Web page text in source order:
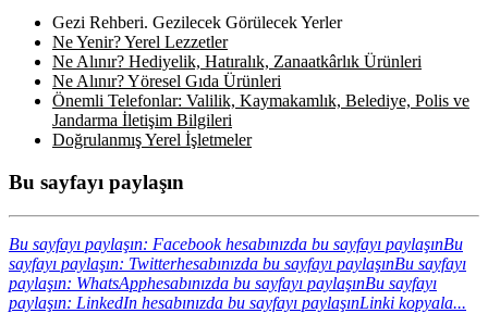
Gezi Rehberi. Gezilecek Görülecek Yerler
Ne Yenir? Yerel Lezzetler
Ne Alınır? Hediyelik, Hatıralık, Zanaatkârlık Ürünleri
Ne Alınır? Yöresel Gıda Ürünleri
Önemli Telefonlar: Valilik, Kaymakamlık, Belediye, Polis ve
Jandarma İletişim Bilgileri
Doğrulanmış Yerel İşletmeler
Bu sayfayı paylaşın
Bu sayfayı paylaşın: Facebook hesabınızda bu sayfayı paylaşınBu
sayfayı paylaşın: Twitterhesabınızda bu sayfayı paylaşınBu sayfayı
paylaşın: WhatsApphesabınızda bu sayfayı paylaşınBu sayfayı
paylaşın: LinkedIn hesabınızda bu sayfayı paylaşınLinki kopyala...